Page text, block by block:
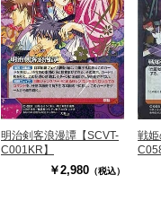
明治剣客浪漫譚【SCVT-
C001KR】
￥2,980 （税込）
戦